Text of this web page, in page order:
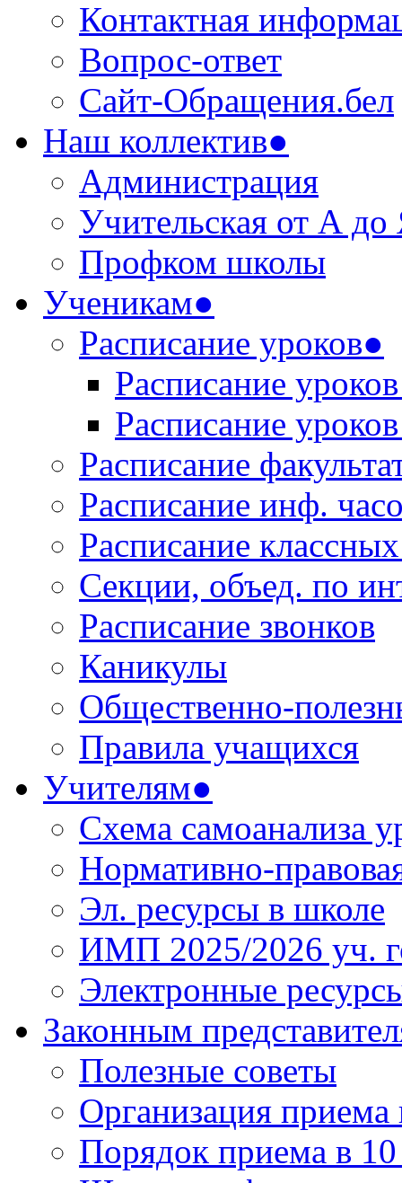
Контактная
Вопрос-ответ
Сайт-Обращения.бел
Наш коллектив●
Администрация
Учительская от А до
Профком школы
Ученикам●
Расписание уроков●
Расписание
Расписание
Расписание
Расписание инф.
Расписание
Секции, объед. по
Расписание звонков
Каникулы
Общественно-
Правила учащихся
Учителям●
Схема самоанализа
Нормативно-
Эл. ресурсы в школе
ИМП 2025/2026 уч.
Электронные
Законным
Полезные советы
Организация приема
Порядок приема в 10